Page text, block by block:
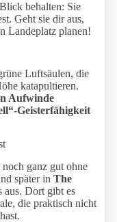
behalten: Sie
Geht sie dir aus,
Landeplatz planen!
Luftsäulen, die
katapultieren.
Aufwinde
Geisterfähigkeit
ganz gut ohne
später in The
aus. Dort gibt es
die praktisch nicht